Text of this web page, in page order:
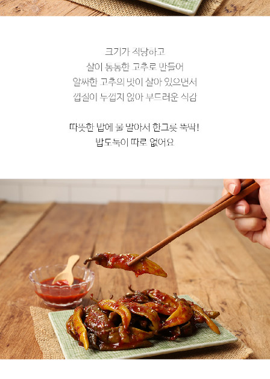
프 하세요!